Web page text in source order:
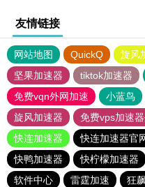
友情链接
网站地图 QuickQ 旋风
坚果加速器
tiktok加速器
免费vqn外网加速
小蓝鸟
旋风加速器
免费vps加速
快连加速器
快连加速器官
快鸭加速器
快柠檬加速器
软件中心
雷霆加速 狂